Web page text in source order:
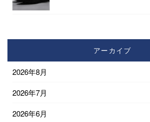
アーカイブ
2026年8月
2026年7月
2026年6月